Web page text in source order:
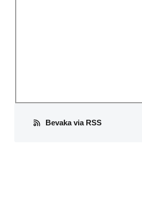
Bevaka via RSS